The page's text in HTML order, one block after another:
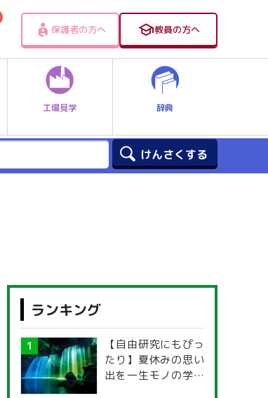
保護者の方へ 教員の方へ
工場見学 辞典
ランキング
【自由研究にもぴっ
たり】夏休みの思い
出を一生モノの学び